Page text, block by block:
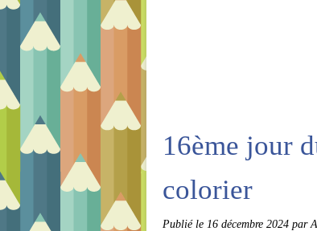
16ème jour
colorier
Publié le 16 décembre 2024 par